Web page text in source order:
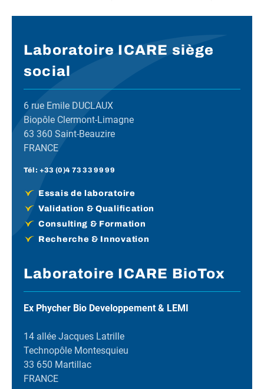
Laboratoire ICARE siège
social
6 rue Emile DUCLAUX
Biopôle Clermont-Limagne
63 360 Saint-Beauzire
FRANCE
Tél : +33 (0)4 73 33 99 99
Essais de laboratoire
Validation & Qualification
Consulting & Formation
Recherche & Innovation
Laboratoire ICARE BioTox
Ex Phycher Bio Developpement & LEMI
14 allée Jacques Latrille
Technopôle Montesquieu
33 650 Martillac
FRANCE